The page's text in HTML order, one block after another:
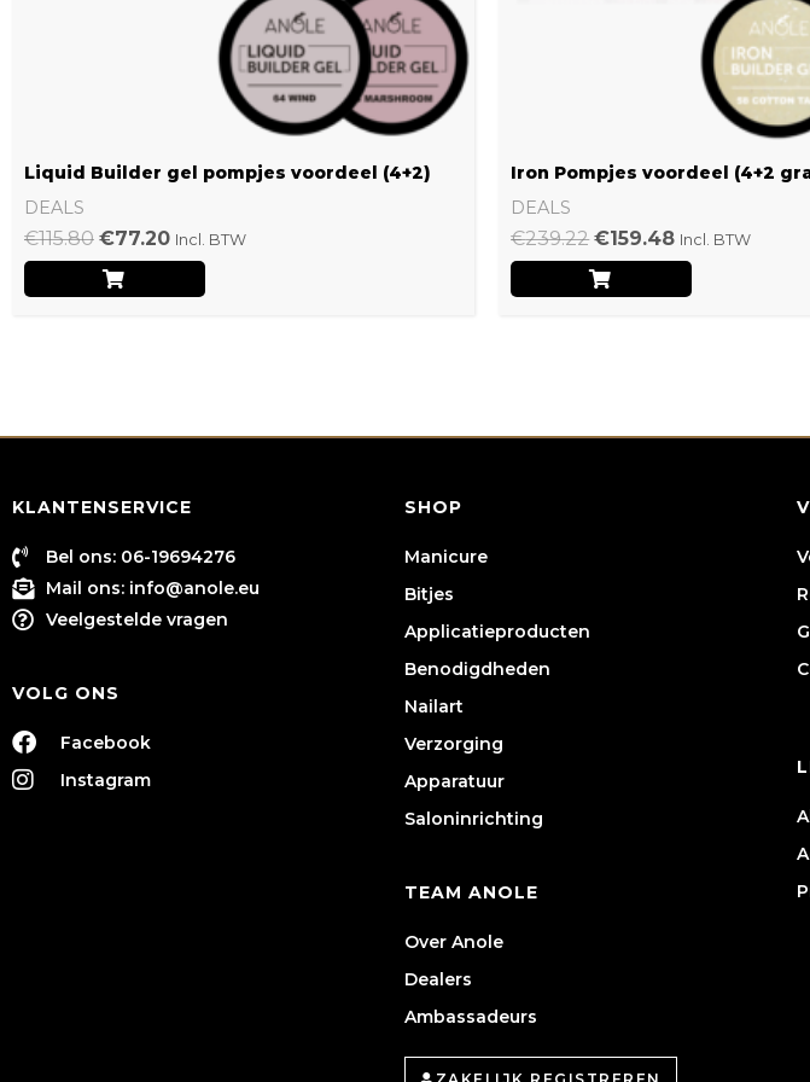
Liquid Builder gel pompjes voordeel (4+2)
DEALS
€115.80 €77.20 Incl. BTW
Iron Pompjes voordeel (4+2
DEALS
€239.22 €159.48 Incl. BTW
KLANTENSERVICE
Bel ons: 06-19694276
Mail ons: info@anole.eu
Veelgestelde vragen
VOLG ONS
Facebook
Instagram
SHOP
Manicure
Bitjes
Applicatieproducten
Benodigdheden
Nailart
Verzorging
Apparatuur
Saloninrichting
TEAM ANOLE
Over Anole
Dealers
Ambassadeurs